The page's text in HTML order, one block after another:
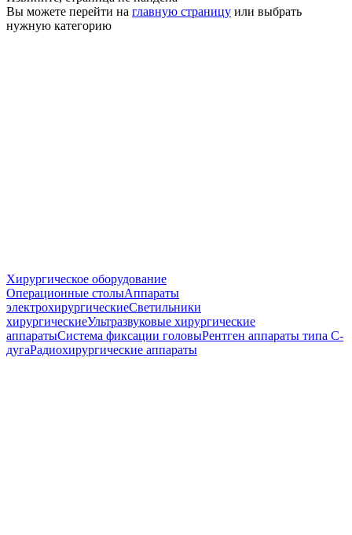
Вы можете перейти на главную страницу или выбрать
нужную категорию
Хирургическое оборудование
Операционные столыАппараты
электрохирургическиеСветильники
хирургическиеУльтразвуковые хирургические
аппаратыСистема фиксации головыРентген аппараты типа С-
дугаРадиохирургические аппараты